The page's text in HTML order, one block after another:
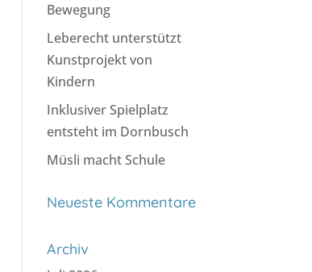
Bewegung
Leberecht unterstützt
Kunstprojekt von
Kindern
Inklusiver Spielplatz
entsteht im Dornbusch
Müsli macht Schule
Neueste Kommentare
Archiv